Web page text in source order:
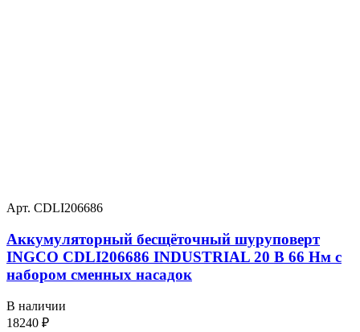
Арт. CDLI206686
Аккумуляторный бесщёточный шуруповерт
INGCO CDLI206686 INDUSTRIAL 20 В 66 Нм с
набором сменных насадок
В наличии
18240 ₽